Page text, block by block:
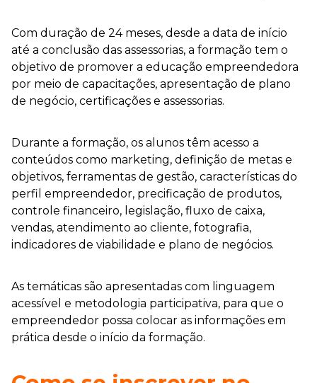
Com duração de 24 meses, desde a data de início
até a conclusão das assessorias, a formação tem o
objetivo de promover a educação empreendedora
por meio de capacitações, apresentação de plano
de negócio, certificações e assessorias.
Durante a formação, os alunos têm acesso a
conteúdos como marketing, definição de metas e
objetivos, ferramentas de gestão, características do
perfil empreendedor, precificação de produtos,
controle financeiro, legislação, fluxo de caixa,
vendas, atendimento ao cliente, fotografia,
indicadores de viabilidade e plano de negócios.
As temáticas são apresentadas com linguagem
acessível e metodologia participativa, para que o
empreendedor possa colocar as informações em
prática desde o início da formação.